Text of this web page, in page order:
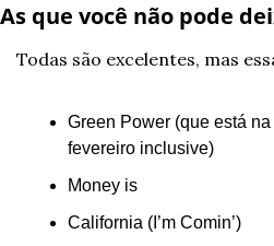
As que você não pode
Todas são excelentes, mas
Green Power (que está
fevereiro inclusive)
Money is
California (I’m Comin’)